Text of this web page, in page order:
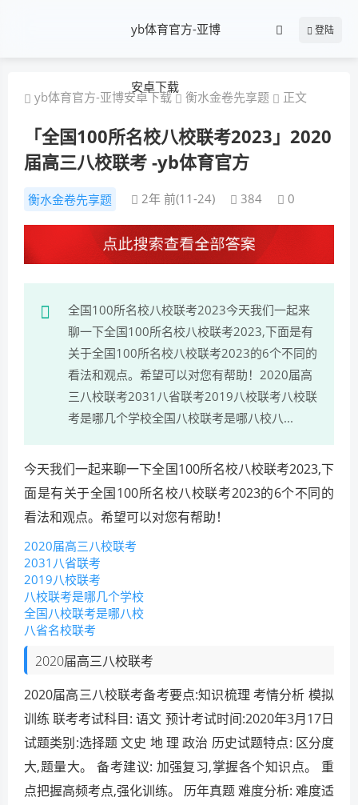
yb体育官方-亚博
安卓下载
登陆
yb体育官方-亚博安卓下载 衡水金卷先享题 正文
「全国100所名校八校联考2023」2020
届高三八校联考 -yb体育官方
衡水金卷先享题 2年 前(11-24) 384 0
全国100所名校八校联考2023今天我们一起来
聊一下全国100所名校八校联考2023,下面是有
关于全国100所名校八校联考2023的6个不同的
看法和观点。希望可以对您有帮助！2020届高
三八校联考2031八省联考2019八校联考八校联
考是哪几个学校全国八校联考是哪八校八...
今天我们一起来聊一下全国100所名校八校联考2023,下
面是有关于全国100所名校八校联考2023的6个不同的
看法和观点。希望可以对您有帮助！
2020届高三八校联考
2031八省联考
2019八校联考
八校联考是哪几个学校
全国八校联考是哪八校
八省名校联考
2020届高三八校联考
2020届高三八校联考备考要点:知识梳理 考情分析 模拟
训练 联考考试科目: 语文 预计考试时间:2020年3月17日
试题类别:选择题 文史 地 理 政治 历史试题特点: 区分度
大,题量大。 备考建议: 加强复习,掌握各个知识点。 重
点把握高频考点,强化训练。 历年真题 难度分析: 难度适